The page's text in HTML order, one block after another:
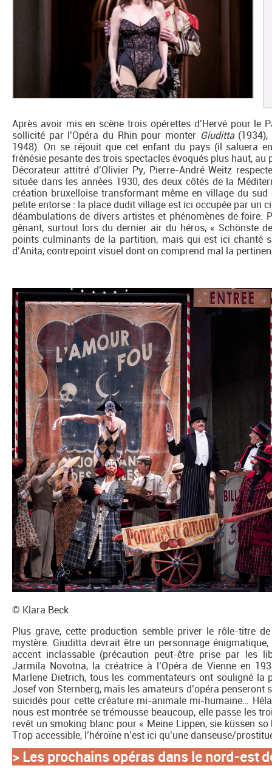
Après avoir mis en scène trois opérettes d’Hervé pour le
sollicité par l’Opéra du Rhin pour monter Giuditta(1934),
1948). On se réjouit que cet enfant du pays (il saluera
frénésie pesante des trois spectacles évoqués plus haut,
Décorateur attitré d’Olivier Py, Pierre-André Weitz
située dans les années 1930, des deux côtés de la
création bruxelloise transformant même en village du
petite entorse : la place dudit village est ici occupée par un
déambulations de divers artistes et phénomènes de foire.
gênant, surtout lors du dernier air du héros, « Schönste
points culminants de la partition, mais qui est ici chanté
d’Anita, contrepoint visuel dont on comprend mal la
© Klara Beck
Plus grave, cette production semble priver le rôle-titre
mystère. Giuditta devrait être un personnage
accent inclassable (précaution peut-être prise par les
Jarmila Novotna, la créatrice à l’Opéra de Vienne en
Marlene Dietrich, tous les commentateurs ont souligné
Josef von Sternberg, mais les amateurs d’opéra
suicidés pour cette créature mi-animale mi-humaine…
nous est montrée se trémousse beaucoup, elle passe les
revêt un smoking blanc pour « Meine Lippen, sie küssen
Trop accessible, l’héroïne n’est ici qu’une danseuse/
> Les prochains opéras dans le nord-est